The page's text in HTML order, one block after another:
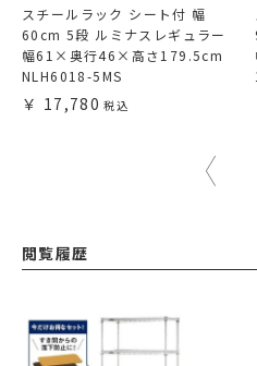
スチールラック シート付 幅
60cm 5段 ルミナスレギュラー
幅61×奥行46×高さ179.5cm
NLH6018-5MS
17,780
閲覧履歴